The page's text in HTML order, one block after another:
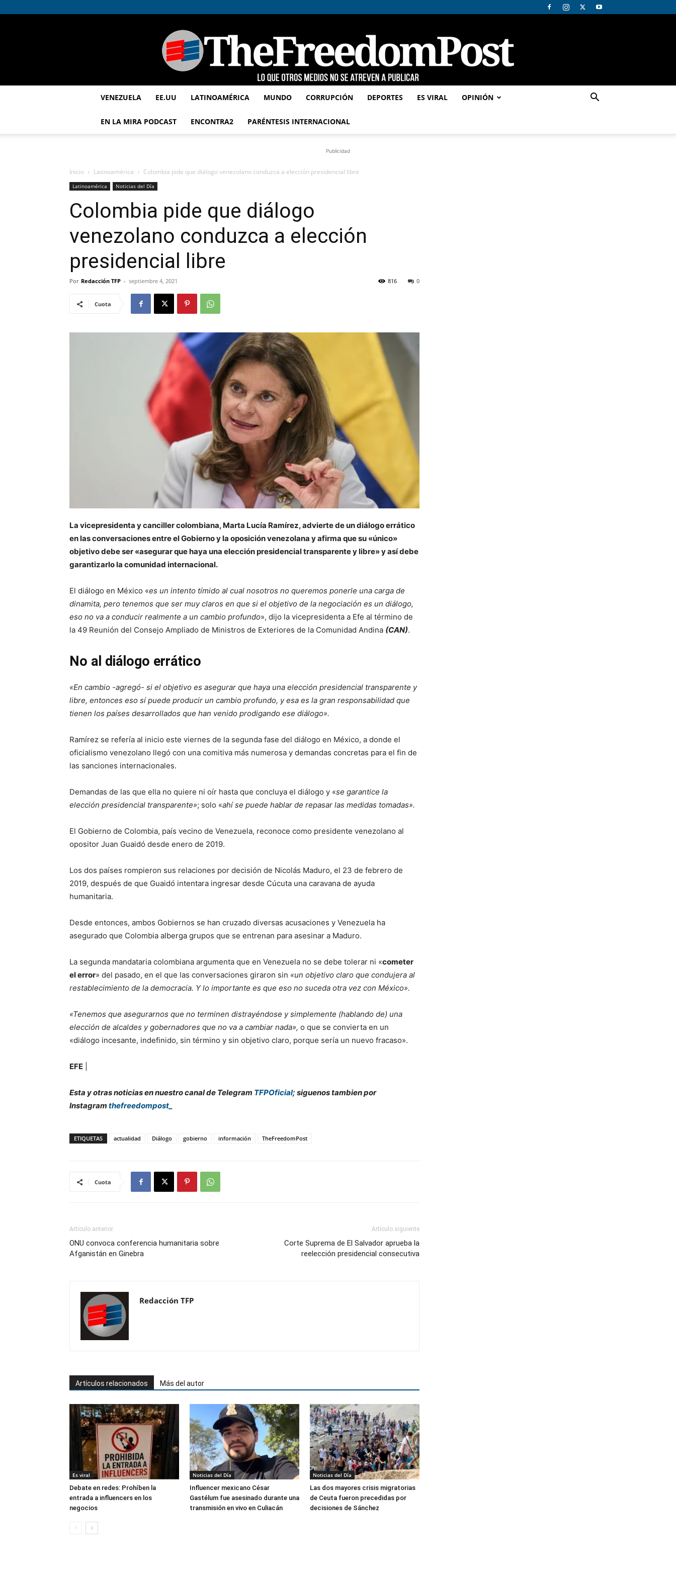
TheFreedomPost
VENEZUELA EE.UU LATINOAMÉRICA MUNDO CORRUPCIÓN DEPORTES ES VIRAL OPINIÓN
EN LA MIRA PODCAST ENCONTRA2 PARÉNTESIS INTERNACIONAL
Publicidad
Inicio Latinoamérica Colombia pide que diálogo venezolano conduzca a elección presidencial libre
Latinoamérica Noticias del Día
Colombia pide que diálogo
venezolano conduzca a elección
presidencial libre
Por Redacción TFP - septiembre 4, 2021 0
816
Cuota
La vicepresidenta y canciller colombiana, Marta Lucía Ramírez, advierte de un diálogo errático
en las conversaciones entre el Gobierno y la oposición venezolana y afirma que su «único»
objetivo debe ser «asegurar que haya una elección presidencial transparente y libre» y así debe
garantizarlo la comunidad internacional.
El diálogo en México «es un intento tímido al cual nosotros no queremos ponerle una carga de
dinamita, pero tenemos que ser muy claros en que si el objetivo de la negociación es un diálogo,
eso no va a conducir realmente a un cambio profundo», dijo la vicepresidenta a Efe al término de
la 49 Reunión del Consejo Ampliado de Ministros de Exteriores de la Comunidad Andina (CAN).
No al diálogo errático
«En cambio -agregó- si el objetivo es asegurar que haya una elección presidencial transparente y
libre, entonces eso sí puede producir un cambio profundo, y esa es la gran responsabilidad que
tienen los países desarrollados que han venido prodigando ese diálogo».
Ramírez se refería al inicio este viernes de la segunda fase del diálogo en México, a donde el
oficialismo venezolano llegó con una comitiva más numerosa y demandas concretas para el fin de
las sanciones internacionales.
Demandas de las que ella no quiere ni oír hasta que concluya el diálogo y «se garantice la
elección presidencial transparente»; solo «ahí se puede hablar de repasar las medidas tomadas».
El Gobierno de Colombia, país vecino de Venezuela, reconoce como presidente venezolano al
opositor Juan Guaidó desde enero de 2019.
Los dos países rompieron sus relaciones por decisión de Nicolás Maduro, el 23 de febrero de
2019, después de que Guaidó intentara ingresar desde Cúcuta una caravana de ayuda
humanitaria.
Desde entonces, ambos Gobiernos se han cruzado diversas acusaciones y Venezuela ha
asegurado que Colombia alberga grupos que se entrenan para asesinar a Maduro.
La segunda mandataria colombiana argumenta que en Venezuela no se debe tolerar ni «cometer
el error» del pasado, en el que las conversaciones giraron sin «un objetivo claro que condujera al
restablecimiento de la democracia. Y lo importante es que eso no suceda otra vez con México».
«Tenemos que asegurarnos que no terminen distrayéndose y simplemente (hablando de) una
elección de alcaldes y gobernadores que no va a cambiar nada», o que se convierta en un
«diálogo incesante, indefinido, sin término y sin objetivo claro, porque sería un nuevo fracaso».
EFE
Esta y otras noticias en nuestro canal de Telegram TFPOficial; siguenos tambien por
Instagram thefreedompost_
ETIQUETAS actualidad Diálogo gobierno información TheFreedomPost
Cuota
Artículo anterior
ONU convoca conferencia humanitaria sobre
Afganistán en Ginebra
Artículo siguiente
Corte Suprema de El Salvador aprueba la
reelección presidencial consecutiva
Redacción TFP
Artículos relacionados Más del autor
Es viral
Debate en redes: Prohíben la
entrada a influencers en los
negocios
Noticias del Día
Influencer mexicano César
Gastélum fue asesinado durante una
transmisión en vivo en Culiacán
Noticias del Día
Las dos mayores crisis migratorias
de Ceuta fueron precedidas por
decisiones de Sánchez